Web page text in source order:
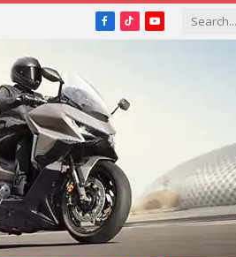
Facebook
TikTokYouTube